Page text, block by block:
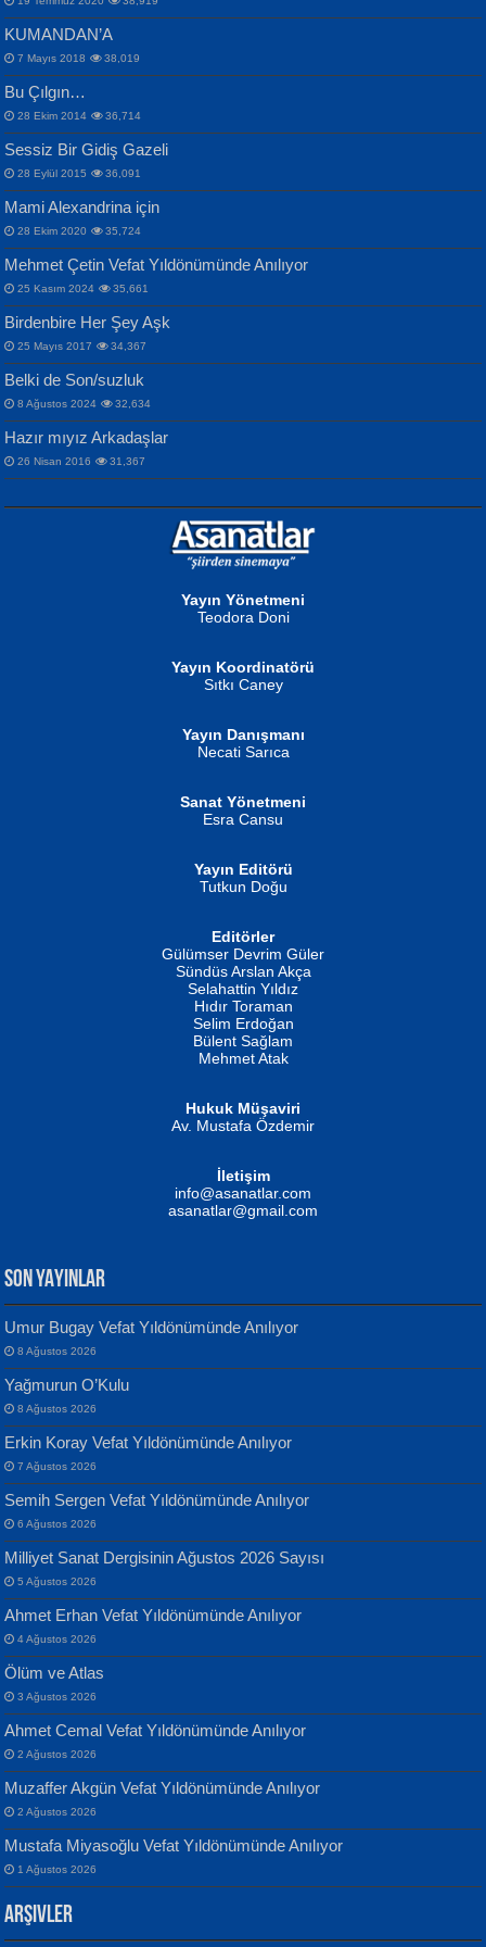
İPEK ACAR SERT
Gazze’nin Şecaati, Ümmetin İmtihanı...
MAHMUT GÜRBÜZ
İbrahim Olmak ve Bitirebilmek...
NURAN KÖSE BAYDAR
İSMAİL OKUTAN
Erkeklerin Kahrolması Ne Demektir
MUSTAFA KELOĞLU
Yarına İz Bırakmak...
ATİLLA ÖZEN
Sultan Olmadan Önce Eyüp...
EKREM KARABABA
Yaralı Şiir...
Selahattin Yıldız
İdrakimle Üşürken...
Songül Özel
Mahzen...
Ben Deniz Değilim ki...
Evvel Zaman Tanrıçası...
Yılmaz Ekinci
Geceye Söylenen...
Banu Sancak
Defterimden İçeri...
İsmail Aydos
İnkisar...
ERDEM BAYAZIT
Sana, Bana, Vatanıma, Ülkemin
İnsanlarına Dair...
NAZIM HİKMET RAN
Bir Cezaevinde, Tecritteki Adamın
Mektupları...
KUMANDAN’A
7 Mayıs 2018 38,019
Bu Çılgın…
28 Ekim 2014 36,714
Sessiz Bir Gidiş Gazeli
28 Eylül 2015 36,091
Mami Alexandrina için
28 Ekim 2020 35,724
Mehmet Çetin Vefat Yıldönümünde Anılıyor
25 Kasım 2024 35,661
Birdenbire Her Şey Aşk
25 Mayıs 2017 34,367
Belki de Son/suzluk
8 Ağustos 2024 32,634
Hazır mıyız Arkadaşlar
26 Nisan 2016 31,367
Yayın Yönetmeni
Teodora Doni
Yayın Koordinatörü
Sıtkı Caney
Yayın Danışmanı
Necati Sarıca
Sanat Yönetmeni
Esra Cansu
Yayın Editörü
Tutkun Doğu
Editörler
Gülümser Devrim Güler
Sündüs Arslan Akça
Selahattin Yıldız
Hıdır Toraman
Selim Erdoğan
Bülent Sağlam
Mehmet Atak
Hukuk Müşaviri
Av. Mustafa Özdemir
İletişim
info@asanatlar.com
asanatlar@gmail.com
SON YAYINLAR
Umur Bugay Vefat Yıldönümünde Anılıyor
8 Ağustos 2026
Yağmurun O’Kulu
8 Ağustos 2026
Erkin Koray Vefat Yıldönümünde Anılıyor
7 Ağustos 2026
Semih Sergen Vefat Yıldönümünde Anılıyor
6 Ağustos 2026
Milliyet Sanat Dergisinin Ağustos 2026 Sayısı
5 Ağustos 2026
Ahmet Erhan Vefat Yıldönümünde Anılıyor
4 Ağustos 2026
Ölüm ve Atlas
3 Ağustos 2026
Ahmet Cemal Vefat Yıldönümünde Anılıyor
2 Ağustos 2026
Muzaffer Akgün Vefat Yıldönümünde Anılıyor
2 Ağustos 2026
Mustafa Miyasoğlu Vefat Yıldönümünde Anılıyor
1 Ağustos 2026
Arşivler